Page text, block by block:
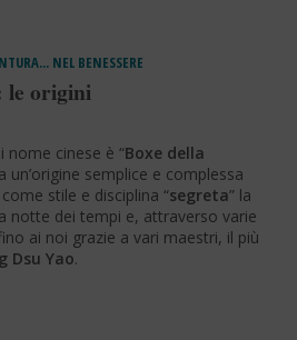
NEL BENESSERE
le origini
nome cinese è “Boxe della
un’origine semplice e complessa
stile e disciplina “segreta” la
notte dei tempi e, attraverso varie
ai noi grazie a vari maestri, il più
Dsu Yao.